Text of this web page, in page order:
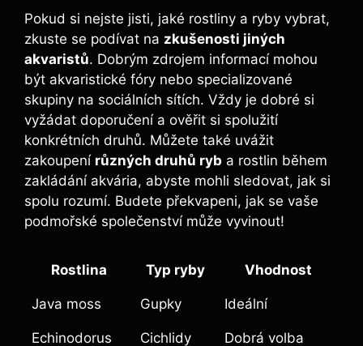
Pokud si nejste jisti, jaké rostliny a ryby⁣ vybrat,
zkuste se​ podívat na zkušenosti jiných
akvaristů. ​Dobrým zdrojem informací ‍mohou
⁣být akvaristické fóry nebo specializované
skupiny na sociálních sítích. Vždy je dobré si
‌vyžádat⁢ doporučení a ověřit si ⁤spolužití
konkrétních druhů. Můžete‌ také uvážit
zakoupení různých druhů ⁢ryb a rostlin během
zakládání akvária, abyste mohli ​sledovat,⁢ jak​ si
spolu​ rozumí. Budete⁤ překvapeni,‍ jak se vaše
podmořské společenství ⁢může‍ vyvinout!
Rostlina Typ ryby Vhodnost
Java moss Gupky Ideální
Echinodorus Cichlidy Dobrá volba